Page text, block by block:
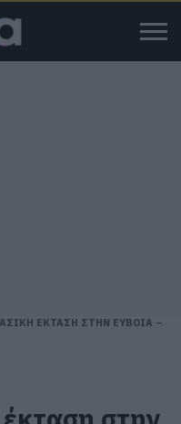
ΕΚΤΑΣΗ ΣΤΗΝ ΕΥΒΟΙΑ –